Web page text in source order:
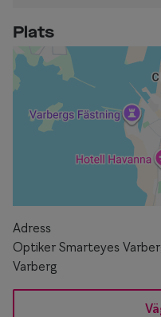
Plats
Adress
Optiker Smarteyes
Varberg